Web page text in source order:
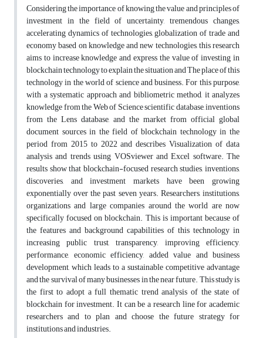
Considering the importance of knowing the value and principles of
investment in the field of uncertainty, tremendous changes,
accelerating dynamics of technologies, globalization of trade and
economy based on knowledge and new technologies, this research
aims to increase knowledge and express the value of investing in
blockchain technology to explain the situation and The place of this
technology in the world of science and business. For this purpose,
with a systematic approach and bibliometric method, it analyzes
knowledge from the Web of Science scientific database, inventions
from the Lens database, and the market from official global
document sources in the field of blockchain technology in the
period from 2015 to 2022 and describes Visualization of data
analysis and trends using VOSviewer and Excel software. The
results show that blockchain-focused research studies, inventions,
discoveries, and investment markets have been growing
exponentially over the past seven years. Researchers, institutions,
organizations and large companies around the world are now
specifically focused on blockchain. This is important because of
the features and background capabilities of this technology in
increasing public trust, transparency, improving efficiency,
performance, economic efficiency, added value and business
development, which leads to a sustainable competitive advantage
and the survival of many businesses in the near future. This study is
the first to adopt a full thematic trend analysis of the state of
blockchain for investment. It can be a research line for academic
researchers and to plan and choose the future strategy for
institutions and industries.